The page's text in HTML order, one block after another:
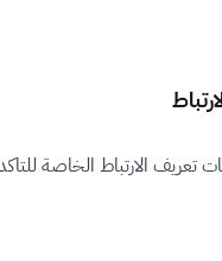
تعريف الارتباط الخاصة